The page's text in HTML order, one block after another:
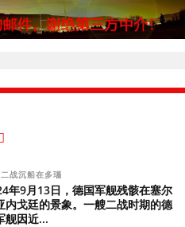
战沉船在多瑙
年9月13日，德国军舰残骸在塞尔
内戈廷的景象。一艘二战时期的德
舰因近...